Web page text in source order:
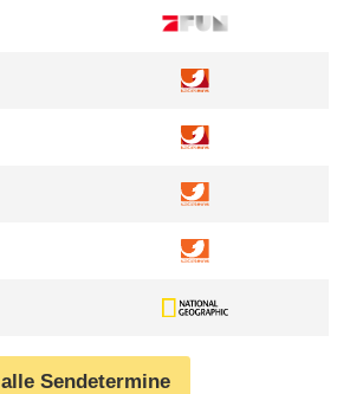
alle Sendetermine